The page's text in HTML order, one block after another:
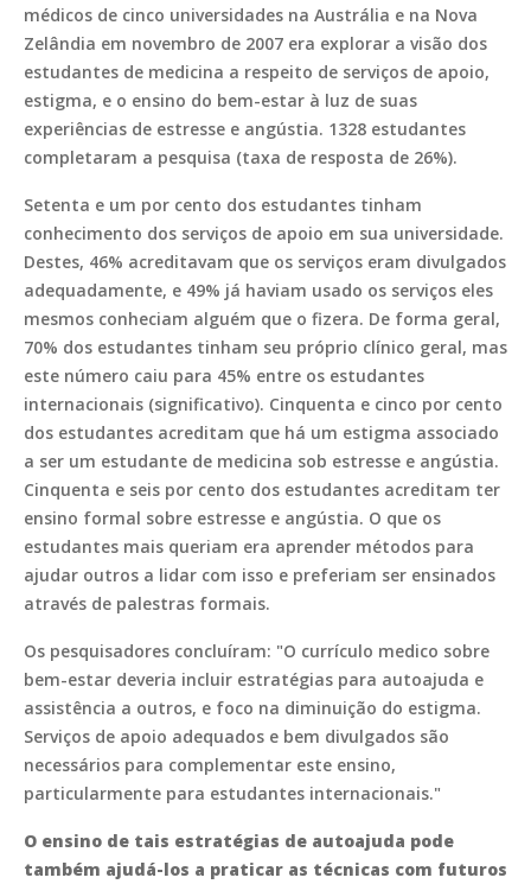
médicos de cinco universidades na Austrália e na Nova
Zelândia em novembro de 2007 era explorar a visão dos
estudantes de medicina a respeito de serviços de apoio,
estigma, e o ensino do bem-estar à luz de suas
experiências de estresse e angústia. 1328 estudantes
completaram a pesquisa (taxa de resposta de 26%).
Setenta e um por cento dos estudantes tinham
conhecimento dos serviços de apoio em sua universidade.
Destes, 46% acreditavam que os serviços eram divulgados
adequadamente, e 49% já haviam usado os serviços eles
mesmos conheciam alguém que o fizera. De forma geral,
70% dos estudantes tinham seu próprio clínico geral, mas
este número caiu para 45% entre os estudantes
internacionais (significativo). Cinquenta e cinco por cento
dos estudantes acreditam que há um estigma associado
a ser um estudante de medicina sob estresse e angústia.
Cinquenta e seis por cento dos estudantes acreditam ter
ensino formal sobre estresse e angústia. O que os
estudantes mais queriam era aprender métodos para
ajudar outros a lidar com isso e preferiam ser ensinados
através de palestras formais.
Os pesquisadores concluíram: "O currículo medico sobre
bem-estar deveria incluir estratégias para autoajuda e
assistência a outros, e foco na diminuição do estigma.
Serviços de apoio adequados e bem divulgados são
necessários para complementar este ensino,
particularmente para estudantes internacionais."
O ensino de tais estratégias de autoajuda pode
também ajudá-los a praticar as técnicas com futuros